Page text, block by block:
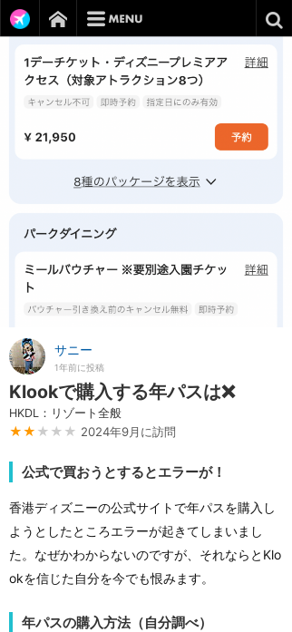
サニー
1年前に投稿
Klookで購入する年パスは❌
HKDL：リゾート全般
★★ ★★★ 2024年9月に訪問
公式で買おうとするとエラーが！
香港ディズニーの公式サイトで年パスを購入し
ようとしたところエラーが起きてしまいまし
た。なぜかわからないのですが、それならとKlo
okを信じた自分を今でも恨みます。
年パスの購入方法（自分調べ）